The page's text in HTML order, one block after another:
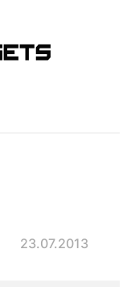
23.07.2013